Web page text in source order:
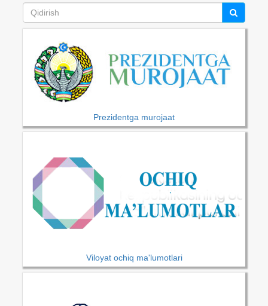
Prezidentga murojaat
Viloyat ochiq ma'lumotlari